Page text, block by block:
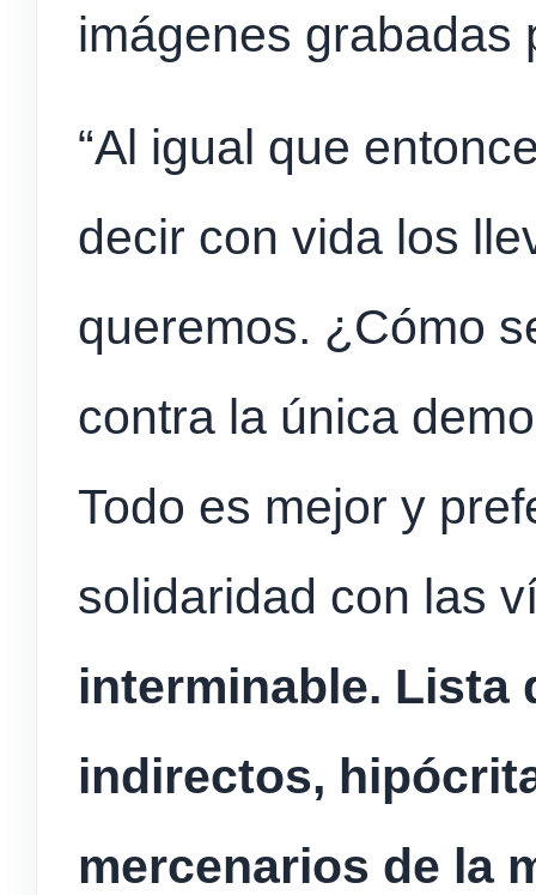
imágenes grabadas
“Al igual que
decir con vida los
queremos. ¿Cómo
contra la única
Todo es mejor y
solidaridad con las
interminable. Lista
indirectos,
mercenarios de la